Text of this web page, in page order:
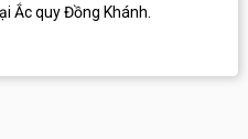
Ắc quy Đồng Khánh.